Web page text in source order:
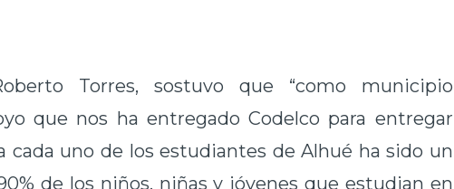
Torres, sostuvo que “como municipio
que nos ha entregado Codelco para entregar
cada uno de los estudiantes de Alhué ha sido un
de los niños, niñas y jóvenes que estudian en